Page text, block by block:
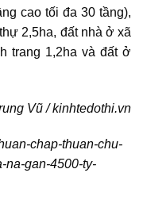
cao tối đa 30 tầng),
2,5ha, đất nhà ở xã
trang 1,2ha và đất ở
Vũ / kinhtedothi.vn
chap-thuan-chu-
na-gan-4500-ty-